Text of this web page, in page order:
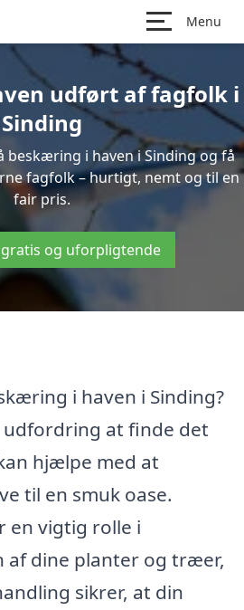
Menu
udført af fagfolk i
Sinding
beskæring i haven i Sinding og få
fagfolk – hurtigt, nemt og til en
fair pris.
gratis og uforpligtende
i haven i Sinding?
at finde det
hjælpe med at
til en smuk oase.
en vigtig rolle i
af dine planter og træer,
sikrer, at din